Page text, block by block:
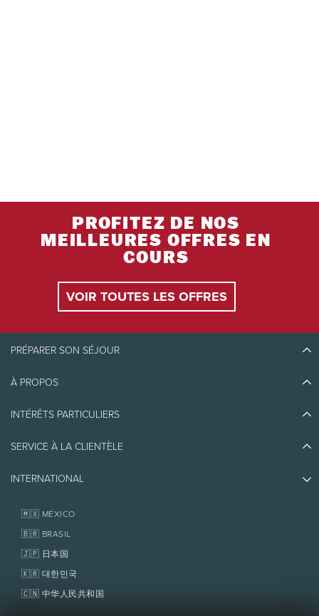
PROFITEZ DE NOS
MEILLEURES OFFRES EN
COURS
VOIR TOUTES LES OFFRES
PRÉPARER SON SÉJOUR
Découvrir Tremblant
Quoi faire
À PROPOS
Écoresponsabilité
Prix d'excellence
INTÉRÊTS PARTICULIERS
Emplois et carrières
Services aux propriétaires
Fondation Tremblant
SERVICE À LA CLIENTÈLE
Nous joindre
Politiques
INTERNATIONAL
🇲🇽 MÉXICO
🇧🇷 BRASIL
🇯🇵 日本国
🇰🇷 대한민국
🇨🇳 中华人民共和国